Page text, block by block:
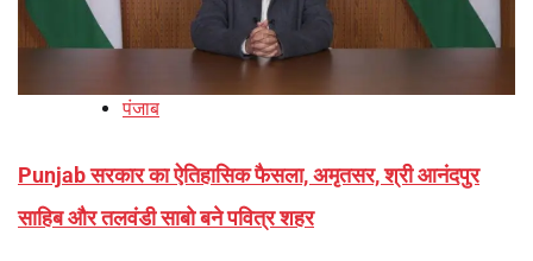
पंजाब
Punjab सरकार का ऐतिहासिक फैसला, अमृतसर, श्री आनंदपुर
साहिब और तलवंडी साबो बने पवित्र शहर